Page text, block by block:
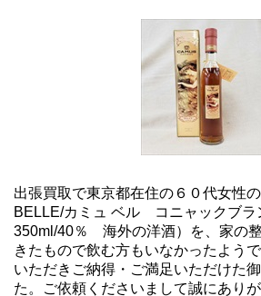
出張買取で東京都在住の６０代女性
BELLE/カミュ ベル コニャックブ
350ml/40％ 海外の洋酒）を、家の
きたもので飲む方もいなかったよう
いただきご納得・ご満足いただけた
た。ご依頼くださいまして誠にあり